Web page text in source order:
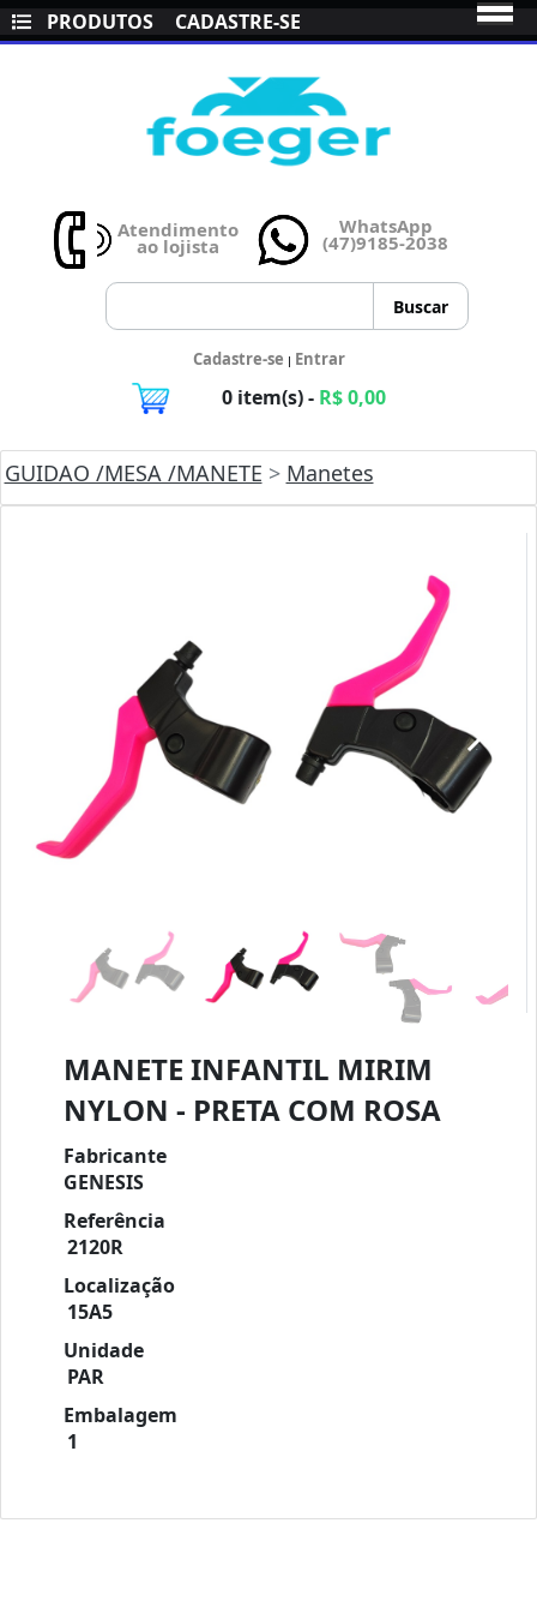
PRODUTOS CADASTRE-SE
Atendimento
ao lojista
WhatsApp
(47)9185-2038
Cadastre-se | Entrar
0 item(s) - R$ 0,00
GUIDAO /MESA /MANETE > Manetes
MANETE INFANTIL MIRIM
NYLON - PRETA COM ROSA
Fabricante
GENESIS
Referência
2120R
Localização
15A5
Unidade
PAR
Embalagem
1